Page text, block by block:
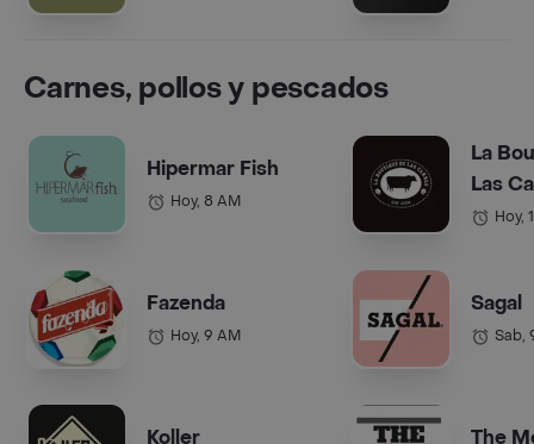
Carnes, pollos y pescados
Hipermar Fish
Hoy, 8 AM
Fazenda
Hoy, 9 AM
Koller
La
Las
Hoy,
Sagal
Sab,
The